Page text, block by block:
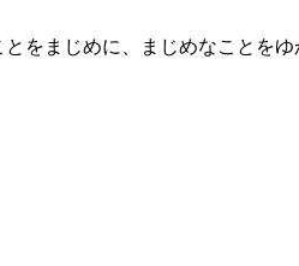
をまじめに、まじめなことを